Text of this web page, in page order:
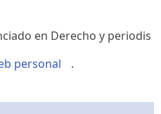
en Derecho y periodis
personal .